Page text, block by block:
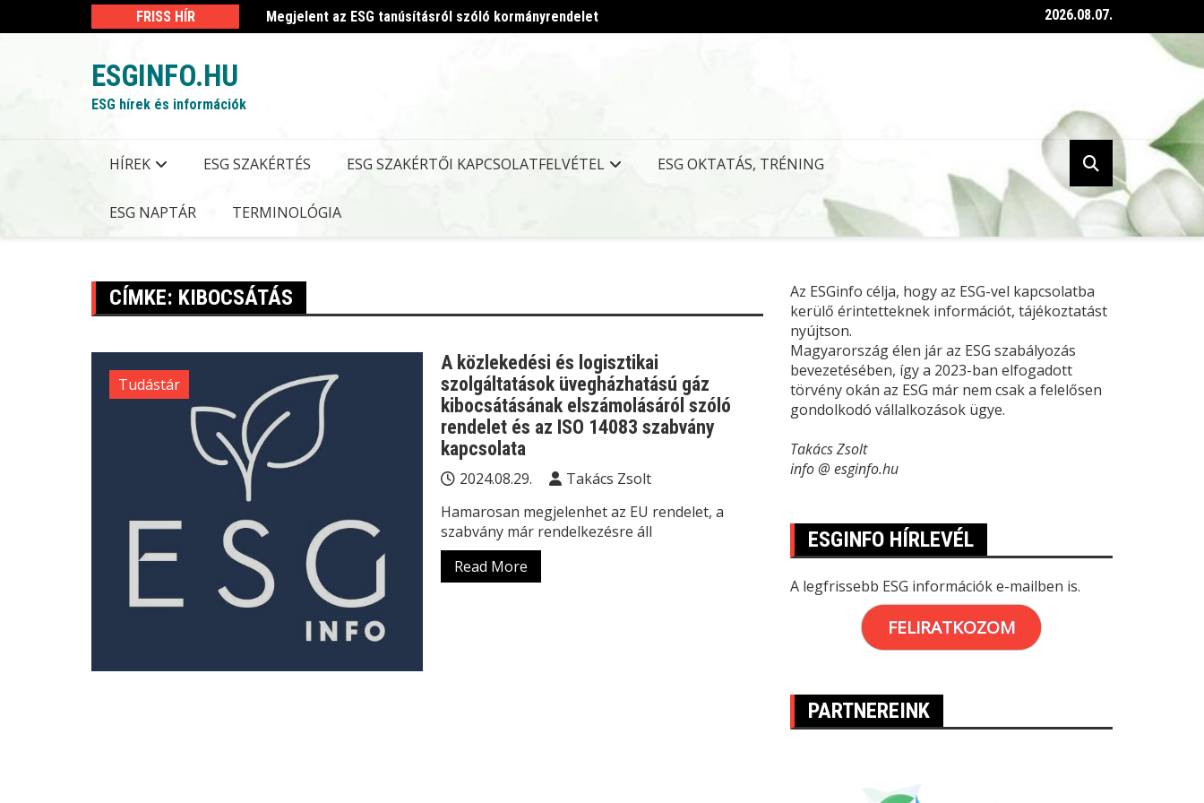
to
FRISS HÍR Megjelent az ESG tanúsításról szóló kormányrendelet Megjelent az ESG tanúsításról szóló kormányrendelet
2026.08.07.
ESGINFO.HU
ESG hírek és információk
HÍREK ESG SZAKÉRTÉS ESG SZAKÉRTŐI KAPCSOLATFELVÉTEL ESG OKTATÁS, TRÉNING
ESG NAPTÁR TERMINOLÓGIA
CÍMKE: KIBOCSÁTÁS
Tudástár
A közlekedési és logisztikai
szolgáltatások üvegházhatású gáz
kibocsátásának elszámolásáról szóló
rendelet és az ISO 14083 szabvány
kapcsolata
2024.08.29.
Takács Zsolt
Hamarosan megjelenhet az EU rendelet, a
szabvány már rendelkezésre áll
Read More
Az ESGinfo célja, hogy az ESG-vel kapcsolatba
kerülő érintetteknek információt, tájékoztatást
nyújtson.
Magyarország élen jár az ESG szabályozás
bevezetésében, így a 2023-ban elfogadott
törvény okán az ESG már nem csak a felelősen
gondolkodó vállalkozások ügye.
Takács Zsolt
info @ esginfo.hu
ESGINFO HÍRLEVÉL
A legfrissebb ESG információk e-mailben is.
FELIRATKOZOM
PARTNEREINK